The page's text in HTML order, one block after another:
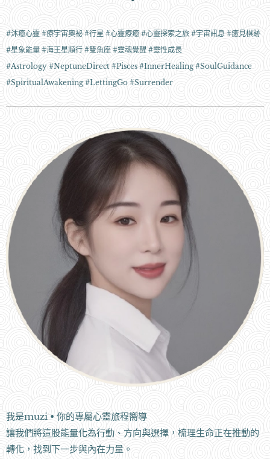
#沐癒心靈 #療宇宙奧祕 #行星 #心靈療癒 #心靈探索之旅 #宇宙訊息 #癒見棋跡
#星象能量 #海王星順行 #雙魚座 #靈魂覺醒 #靈性成長
#Astrology #NeptuneDirect #Pisces #InnerHealing #SoulGuidance
#SpiritualAwakening #LettingGo #Surrender
我是muzi • 你的專屬心靈旅程嚮導
讓我們將這股能量化為行動、方向與選擇，梳理生命正在推動的
轉化，找到下一步與內在力量。